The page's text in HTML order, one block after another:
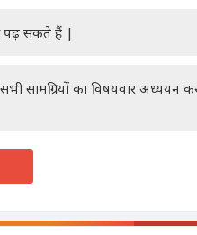
पढ़ सकते हैं |
सामग्रियों का विषयवार अध्ययन